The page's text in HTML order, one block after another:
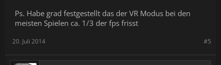
Ps. Habe grad festgestellt das der VR Modus bei den
meisten Spielen ca. 1/3 der fps frisst
#5
20. Juli 2014